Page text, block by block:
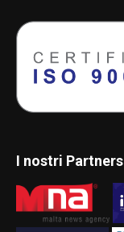
I nostri Partners